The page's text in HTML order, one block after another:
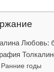
Любовь:
Ранние годы